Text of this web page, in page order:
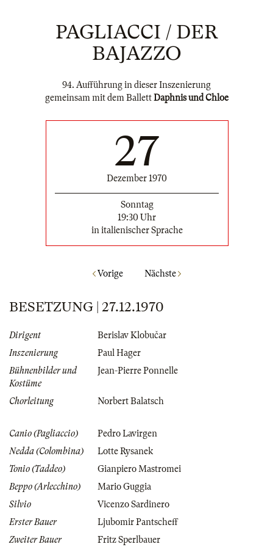
PAGLIACCI / DER
BAJAZZO
94. Aufführung in dieser Inszenierung
gemeinsam mit dem BallettDaphnis und Chloe
27
Dezember 1970
Sonntag
19:30 Uhr
in italienischer Sprache
Vorige Nächste
BESETZUNG | 27.12.1970
Dirigent
Berislav Klobučar
Inszenierung
Paul Hager
Bühnenbilder und
Kostüme
Jean-Pierre Ponnelle
Chorleitung Norbert Balatsch
Canio (Pagliaccio)
Pedro Lavirgen
Nedda (Colombina)
Lotte Rysanek
Tonio (Taddeo)
Gianpiero Mastromei
Beppo (Arlecchino)
Mario Guggia
Silvio
Vicenzo Sardinero
Erster Bauer
Ljubomir Pantscheff
Zweiter Bauer
Fritz Sperlbauer